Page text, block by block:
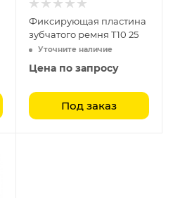
Фиксирующая пластина
зубчатого ремня T10 25
Уточните наличие
Цена по запросу
Под заказ